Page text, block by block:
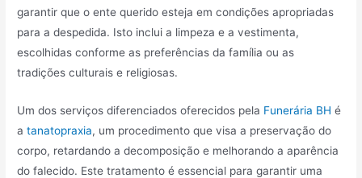
garantir que o ente querido esteja em condições apropriadas
para a despedida. Isto inclui a limpeza e a vestimenta,
escolhidas conforme as preferências da família ou as
tradições culturais e religiosas.
Um dos serviços diferenciados oferecidos pela Funerária BH é
atanatopraxia, um procedimento que visa a preservação do
corpo, retardando a decomposição e melhorando a aparência
do falecido. Este tratamento é essencial para garantir uma